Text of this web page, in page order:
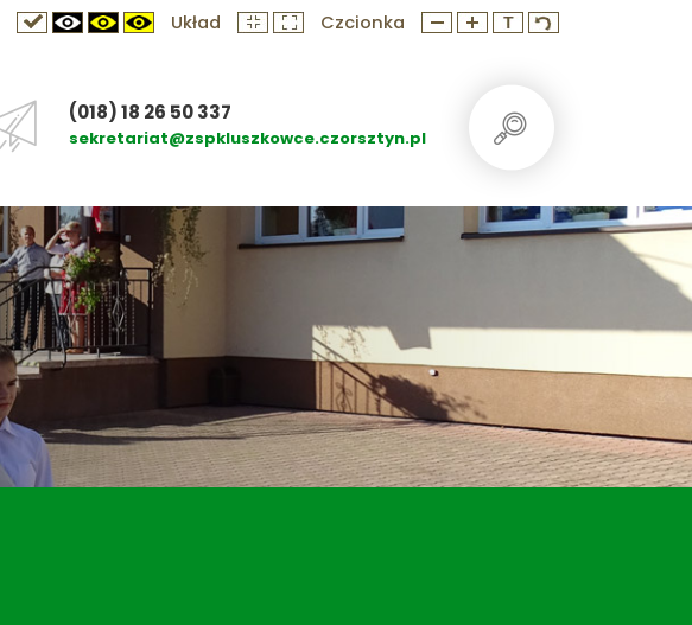
Układ Czcionka
(018) 18 26 50 337
sekretariat@zspkluszkowce.czorsztyn.pl